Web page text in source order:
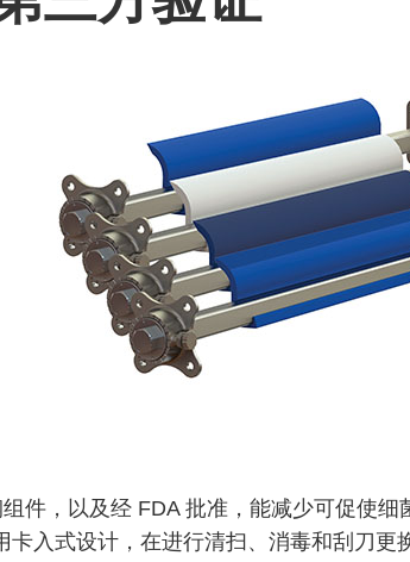
件，以及经 FDA 批准，能减少可促使细
入式设计，在进行清扫、消毒和刮刀更